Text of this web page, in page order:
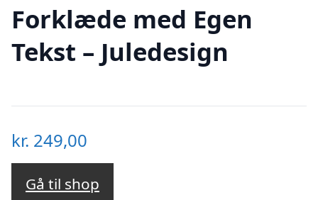
Forklæde med Egen
Tekst – Juledesign
kr. 249,00
Gå til shop